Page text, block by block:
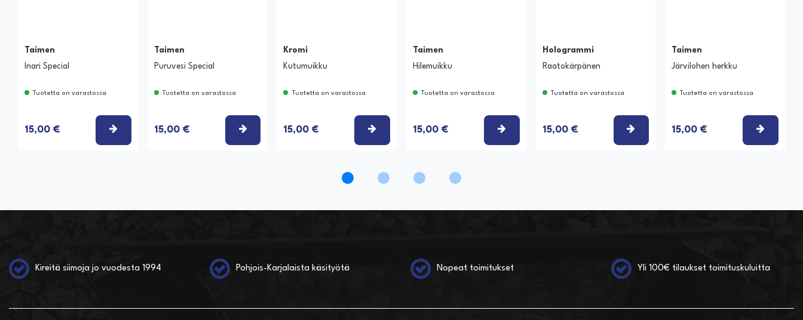
Taimen
Inari Special
Tuotetta on varastossa
15,00 € VALITSE VAIHTOEHTO
Taimen
Puruvesi Special
Tuotetta on varastossa
15,00 € VALITSE VAIHTOEHTO
Kromi
Kutumuikku
Tuotetta on varastossa
15,00 € VALITSE VAIHTOEHTO
Taimen
Hilemuikku
Tuotetta on varastossa
15,00 € VALITSE VAIHTOEHTO
Hologrammi
Raatokärpänen
Tuotetta on varastossa
15,00 € VALITSE VAIHTOEHTO
Taimen
Järvilohen herkku
Tuotetta on varastossa
15,00 €
Kireitä siimoja jo vuodesta 1994 Pohjois-Karjalaista käsityötä Nopeat toimitukset Yli 100€ tilaukset toimituskuluitta